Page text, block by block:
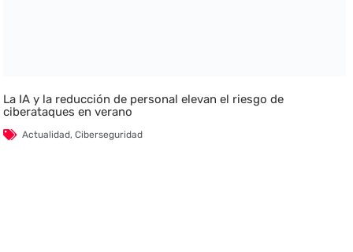
La IA y la reducción de personal elevan el riesgo de
ciberataques en verano
Actualidad,Ciberseguridad